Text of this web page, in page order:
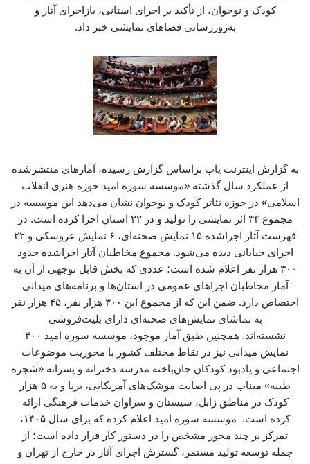
کودک و نوجوان، از تأکید بر اجرای استانی، بازاجرای آثار و
به‌روزرسانی فضاهای نمایشی خبر داد.
به گزارش اینترنت یاب براساس گزارش رسیده، آمارهای منتشرشده
از عملکرد سال گذشته «موسسه سوره امید حوزه هنری انقلاب
اسلامی» در حوزه تئاتر کودک و نوجوان نشان می‌دهد این موسسه در
مجموع ۳۴ اثر نمایشی را تولید و در ۲۲ استان اجرا کرده است. در
فهرست آثار اجراشده ۱۵ نمایش صحنه‌ای، ۶ نمایش عروسکی و ۲۲
اجرای خیابانی دیده می‌شود. مجموع مخاطبان آثار اجراشده حدود
۳۰۰ هزار نفر اعلام شده است؛ عددی که بخش قابل توجهی از آن به
آمار مخاطبان اجراهای عمومی در استان‌ها و برنامه‌های میدانی
اختصاص دارد. ضمن این که از مجموع این ۳۰۰ هزار نفر، ۴۵ هزار نفر
به تماشای نمایش‌های صحنه‌ای دارای بلیت‌فروشی
نشسته‌اند. همچنین طبق آمار موجود، موسسه سوره امید ۴۰۰
نمایش میدانی نیز در نقاط مختلف کشور با محوریت موضوعات
اجتماعی و یادبود کودکان جان‌باخته مدرسه دخترانه و پسرانه «شجره
طیبه» میناب در پی اصابت موشک‌های آمریکایی، برپا و به ۵ هزار
کودک در مناطق زابل، سیستان و سراوان خدمات فرهنگی ارائه
کرده است. موسسه سوره امید اعلام کرده که برای سال ۱۴۰۵،
تمرکز بر چند محور مشخص را در دستور کار قرار داده است؛ از
جمله توسعه تولید مستمر، گسترش اجرای آثار در خارج از تهران و